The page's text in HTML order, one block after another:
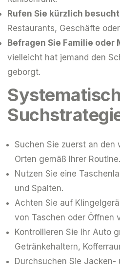
Rufen Sie kürzlich
Restaurants, Geschäfte
Befragen Sie Familie oder
vielleicht hat jemand den
geborgt.
Suchen Sie zuerst an den
Orten gemäß Ihrer Routine.
Nutzen Sie eine
und Spalten.
Achten Sie auf
von Taschen oder Öffnen
Kontrollieren Sie Ihr Auto
Getränkehaltern,
Durchsuchen Sie Jacken-